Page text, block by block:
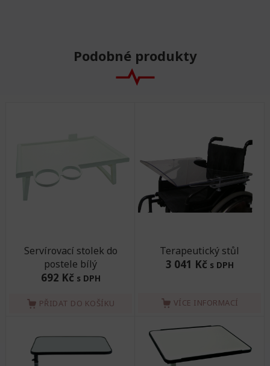
Podobné produkty
Servírovací stolek do
postele bílý
692 Kč s DPH
PŘIDAT DO KOŠÍKU
Terapeutický stůl
3 041 Kč s DPH
VÍCE INFORMACÍ